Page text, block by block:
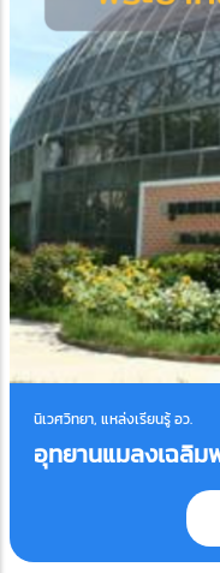
นิเวศวิทยา, แหล่งเรียนรู้ อว.
อุทยานแมลงเฉลิม